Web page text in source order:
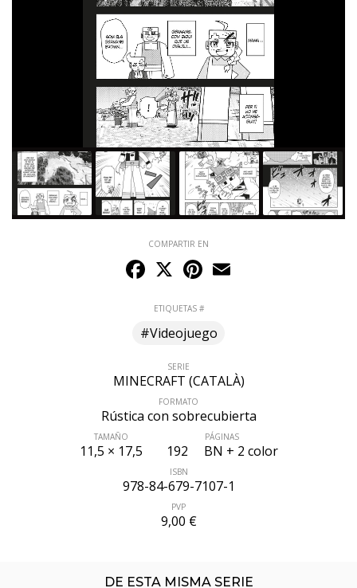
COMPARTIR EN
Facebook
X Pinterest
ETIQUETAS #
#Videojuego
SERIE
MINECRAFT (CATALÀ)
FORMATO
Rústica con sobrecubierta
TAMAÑO
11,5 × 17,5
PÁGINAS
192 BN + 2 color
ISBN
978-84-679-7107-1
PVP
9,00 €
DE ESTA MISMA SERIE